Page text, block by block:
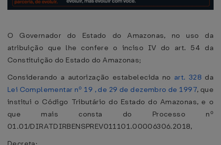
O Governador do Estado do Amazonas, no uso da
atribuição que lhe confere o inciso IV do art. 54 da
Constituição do Estado do Amazonas;
Considerando a autorização estabelecida no art. 328 da
Lei Complementar nº 19 , de 29 de dezembro de 1997, que
institui o Código Tributário do Estado do Amazonas, e o
que mais consta do Processo nº
01.01/DIRATDIRBENSPREV011101.00006306.2018,